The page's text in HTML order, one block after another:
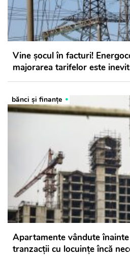
Vine șocul în facturi!
majorarea tarifelor este
bănci şi finanţe
Apartamente vândute
tranzacții cu locuințe încă